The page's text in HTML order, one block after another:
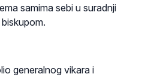
samima sebi u suradnji
generalnog vikara i